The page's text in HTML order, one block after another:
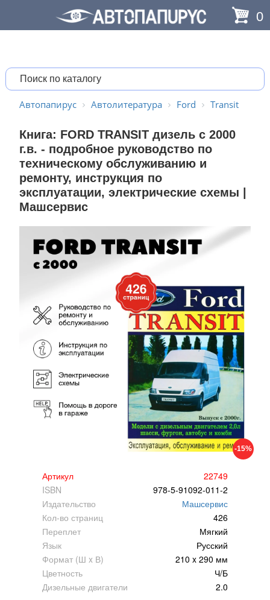
0
Автопапирус Автолитература Ford Transit
Книга: FORD TRANSIT дизель с 2000
г.в. - подробное руководство по
техническому обслуживанию и
ремонту, инструкция по
эксплуатации, электрические схемы |
Машсервис
-15%
Артикул
22749
ISBN
978-5-91092-011-2
Издательство
Машсервис
Кол-во страниц
426
Переплет
Мягкий
Язык
Русский
Формат (Ш x В)
210 x 290 мм
Цветность
Ч/Б
Дизельные двигатели
2.0